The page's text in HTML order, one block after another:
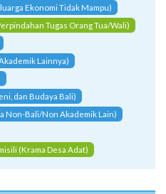
Ekonomi Tidak Mampu)
Tugas Orang Tua/Wali)
Lainnya)
dan Budaya Bali)
Non-Bali/Non Akademik Lain)
(Krama Desa Adat)